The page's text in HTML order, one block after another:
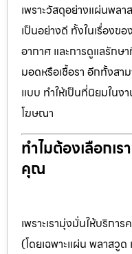
เพราะวัสดุอย่างแผ่นพล
เป็นอย่างดี ทั้งในเรื่อง
อากาศ และการดูแลรักษ
มอดหรือเชื้อรา อีกทั้งส
แบบ ทำให้เป็นที่นิยมในง
โฆษณา
ทำไมต้องเลือกเ
คุณ
เพราะเรามุ่งมั่นให้บริก
(โดยเฉพาะแผ่น พลาสวู